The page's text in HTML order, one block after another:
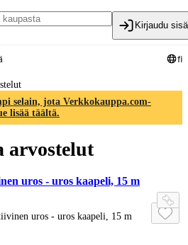
Kirjaudu
fi
selain, jota Verkkokauppa.com-
lisää täältä.
arvostelut
uros - uros kaapeli, 15 m
uros - uros kaapeli, 15 m